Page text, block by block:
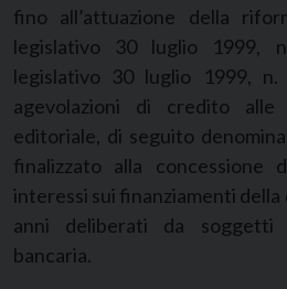
fino all’attuazione della
legislativo 30 luglio 1999,
legislativo 30 luglio 1999,
agevolazioni di credito
editoriale, di seguito
finalizzato alla
interessi sui finanziamenti della
anni deliberati da soggetti
bancaria.